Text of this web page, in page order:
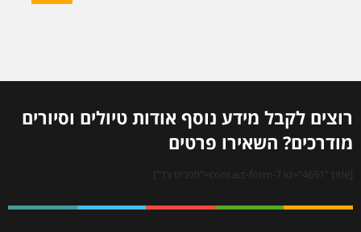
רוצים לקבל מידע נוסף אודות טיולים וסיורים
מודרכים? השאירו פרטים
[contact-form-7 id="4691" title="תפריט צד"]